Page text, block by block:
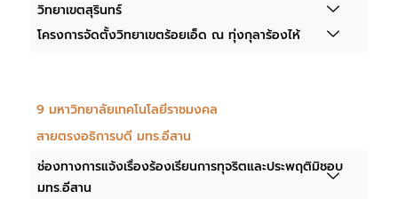
วิทยาเขตสุรินทร์
โครงการจัดตั้งวิทยาเขตร้อยเอ็ด ณ ทุ่งกุลาร้องไห้
9 มหาวิทยาลัยเทคโนโลยีราชมงคล
สายตรงอธิการบดี มทร.อีสาน
ช่องทางการแจ้งเรื่องร้องเรียนการทุจริตและประพฤติมิชอบ
มทร.อีสาน